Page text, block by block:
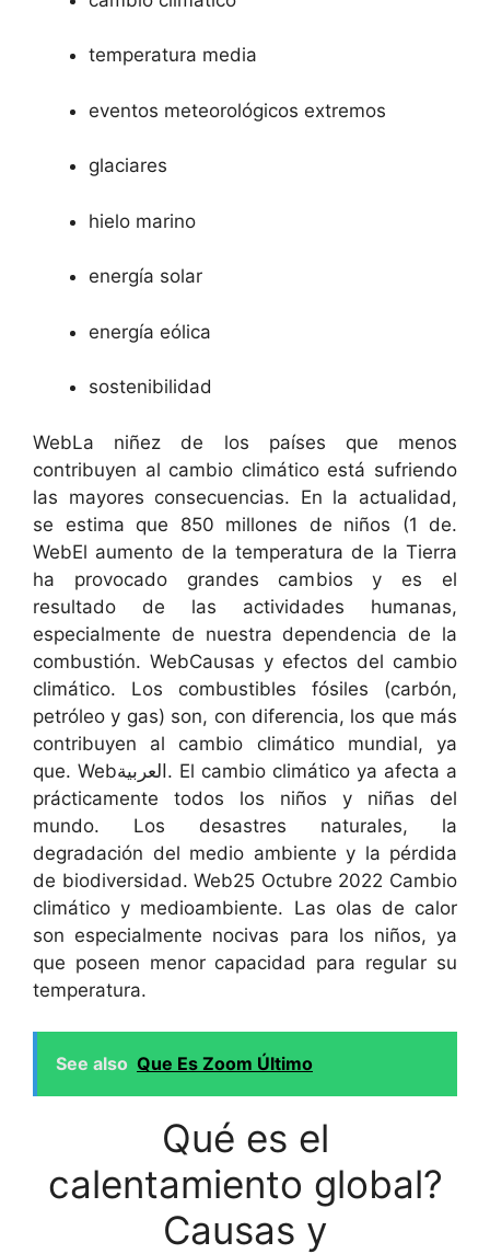
temperatura media
eventos meteorológicos extremos
glaciares
hielo marino
energía solar
energía eólica
sostenibilidad
WebLa niñez de los países que menos
contribuyen al cambio climático está sufriendo
las mayores consecuencias. En la actualidad,
se estima que 850 millones de niños (1 de.
WebEl aumento de la temperatura de la Tierra
ha provocado grandes cambios y es el
resultado de las actividades humanas,
especialmente de nuestra dependencia de la
combustión. WebCausas y efectos del cambio
climático. Los combustibles fósiles (carbón,
petróleo y gas) son, con diferencia, los que más
contribuyen al cambio climático mundial, ya
que. Webالعربية. El cambio climático ya afecta a
prácticamente todos los niños y niñas del
mundo. Los desastres naturales, la
degradación del medio ambiente y la pérdida
de biodiversidad. Web25 Octubre 2022 Cambio
climático y medioambiente. Las olas de calor
son especialmente nocivas para los niños, ya
que poseen menor capacidad para regular su
temperatura.
See also Que Es Zoom Último
Qué es el
calentamiento global?
Causas y